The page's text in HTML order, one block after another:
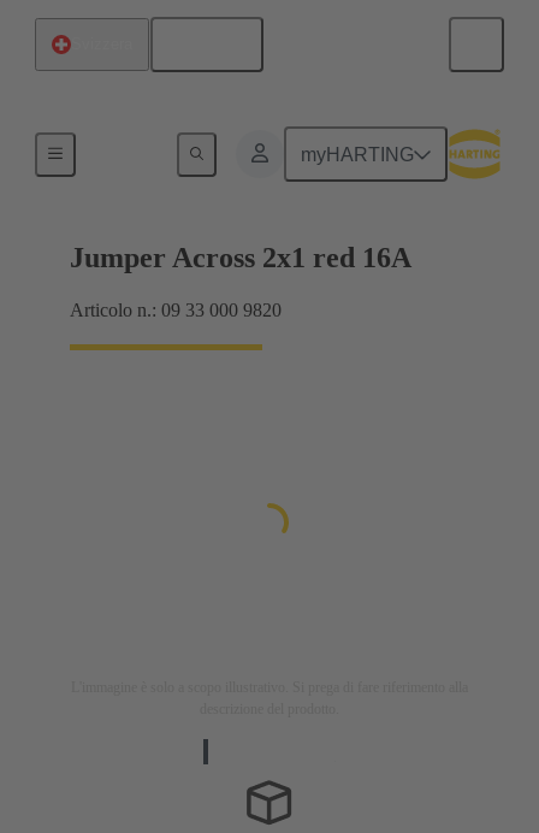
myHARTING
Ponticelli per Han® ES Press
Jumper Across 2x1 red 16A
Articolo n.: 09 33 000 9820